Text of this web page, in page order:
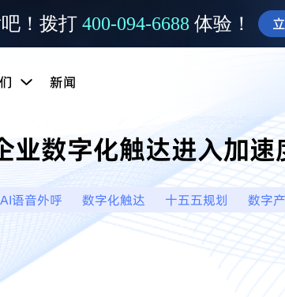
！拨打 400-094-6688体验！
新闻
数字化触达进入加速
AI语音外呼 数字化触达 十五五规划
数字